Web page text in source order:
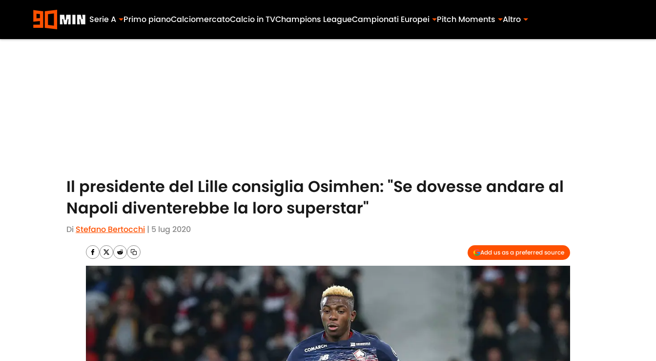
Serie A Primo pianoCalciomercatoCalcio in TVChampions LeagueCampionati Europei Pitch Moments Altro
Il presidente del Lille consiglia Osimhen: "Se dovesse andare al
Napoli diventerebbe la loro superstar"
Di Stefano Bertocchi | 5 lug 2020
Add us as a preferred source